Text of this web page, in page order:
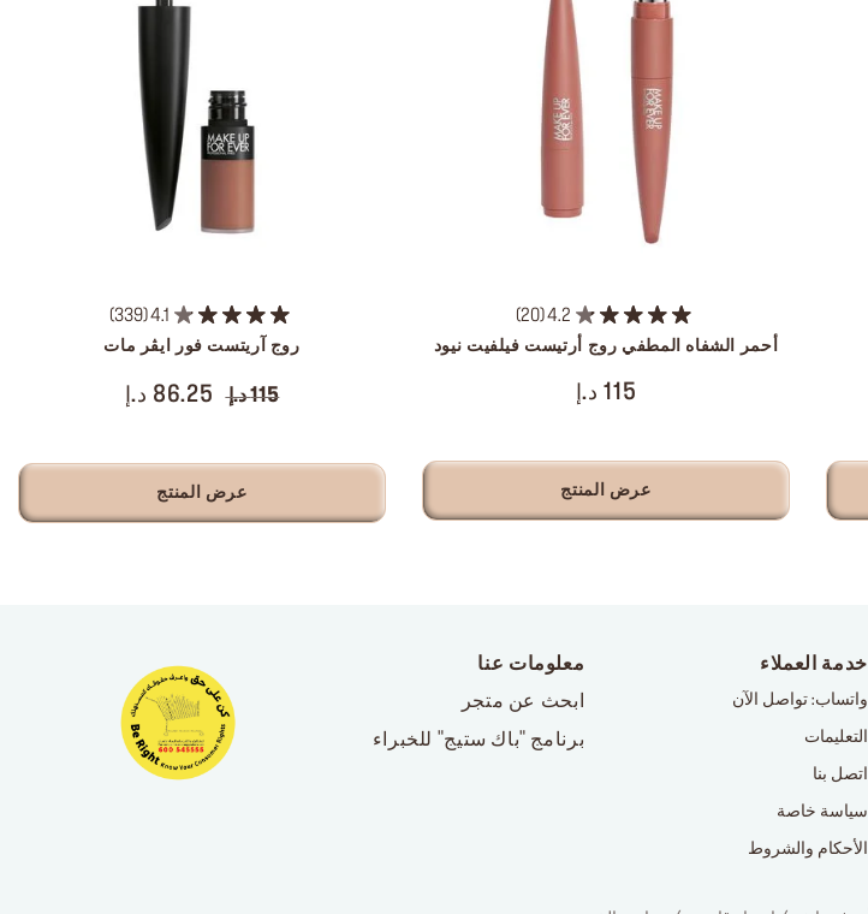
4.2
20
أحمر الشفاه المطفي روج أرتيست فيلفيت نيود
115 د.إ
عرض المنتج
4.1
339
روج آريتست فور ايڤر مات
115 د.إ 86.25 د.إ
عرض المنتج
خدمة العملاء
واتساب: تواصل الآن
التعليمات
اتصل بنا
سياسة خاصة
الأحكام والشروط
معلومات عنا
ابحث عن متجر
برنامج "باك ستيج" للخبراء